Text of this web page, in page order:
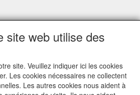
site web utilise des
site. Veuillez indiquer ici les cookies
Les cookies nécessaires ne collectent
Les autres cookies nous aident à